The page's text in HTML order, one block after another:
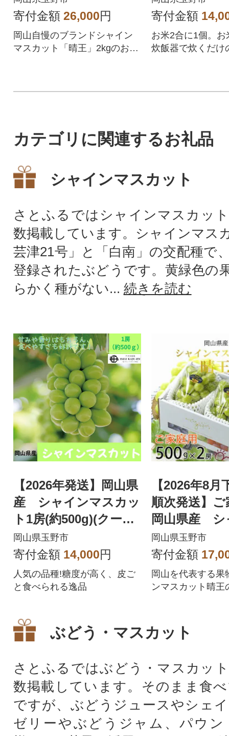
寄付金額 26,000円
岡山自慢のブランドシャイン
マスカット「晴王」2kgのお届
寄付金額
お米2合に1個。お
炊飯器で炊くだけ
カテゴリに関連するお礼品
シャインマスカット
さとふるではシャインマスカッ
数掲載しています。シャインマス
芸津21号」と「白南」の交配種で
登録されたぶどうです。黄緑色の
らかく種がない... 続きを読む
【2026年発送】岡山県
産 シャインマスカッ
ト1房(約500g)(クール
便)
岡山県玉野市
寄付金額 14,000円
人気の品種!糖度が高く、皮ご
と食べられる逸品
【2026年8月
順次発送】
岡山県産 シ
スカット
×2房
岡山県玉野市
寄付金額
岡山を代表する果
ンマスカット晴王
ぶどう・マスカット
さとふるではぶどう・マスカッ
数掲載しています。そのまま食
ですが、ぶどうジュースやシェ
ゼリーやぶどうジャム、パウン